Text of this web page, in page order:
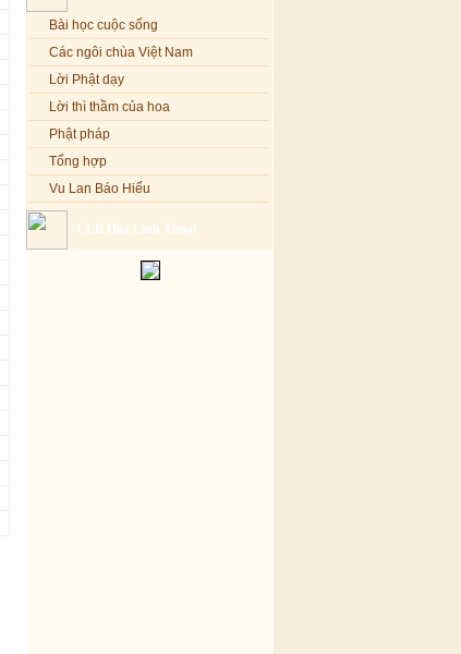
Đi tìm vũ khúc mùa hè
Mơ màng Phật dạy....
Lời thú tội của chị gái nhỏ nhen
Bài học cuộc sống
Các ngôi chùa Việt Nam
Lời Phật dạy
Lời thì thầm của hoa
Phật pháp
Tổng hợp
Vu Lan Báo Hiếu
CLB Hoa Linh Thoại